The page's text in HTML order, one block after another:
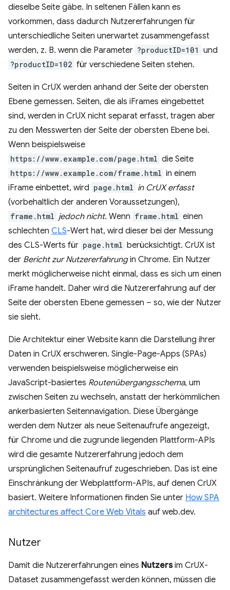
dieselbe Seite gäbe. In seltenen Fällen kann es
vorkommen, dass dadurch Nutzererfahrungen für
unterschiedliche Seiten unerwartet zusammengefasst
werden, z. B. wenn die Parameter ?productID=101 und
?productID=102 für verschiedene Seiten stehen.
Seiten in CrUX werden anhand der Seite der obersten
Ebene gemessen. Seiten, die als iFrames eingebettet
sind, werden in CrUX nicht separat erfasst, tragen aber
zu den Messwerten der Seite der obersten Ebene bei.
Wenn beispielsweise
https://www.example.com/page.html die Seite
https://www.example.com/frame.html in einem
iFrame einbettet, wird page.html in CrUX erfasst
(vorbehaltlich der anderen Voraussetzungen),
frame.html jedoch nicht. Wenn frame.html einen
schlechten CLS-Wert hat, wird dieser bei der Messung
des CLS-Werts für page.html berücksichtigt. CrUX ist
der Bericht zur Nutzererfahrungin Chrome. Ein Nutzer
merkt möglicherweise nicht einmal, dass es sich um einen
iFrame handelt. Daher wird die Nutzererfahrung auf der
Seite der obersten Ebene gemessen – so, wie der Nutzer
sie sieht.
Die Architektur einer Website kann die Darstellung ihrer
Daten in CrUX erschweren. Single-Page-Apps (SPAs)
verwenden beispielsweise möglicherweise ein
JavaScript-basiertes Routenübergangsschema, um
zwischen Seiten zu wechseln, anstatt der herkömmlichen
ankerbasierten Seitennavigation. Diese Übergänge
werden dem Nutzer als neue Seitenaufrufe angezeigt,
für Chrome und die zugrunde liegenden Plattform-APIs
wird die gesamte Nutzererfahrung jedoch dem
ursprünglichen Seitenaufruf zugeschrieben. Das ist eine
Einschränkung der Webplattform-APIs, auf denen CrUX
basiert. Weitere Informationen finden Sie unter How SPA
architectures affect Core Web Vitals auf web.dev.
Nutzer
Damit die Nutzererfahrungen eines Nutzersim CrUX-
Dataset zusammengefasst werden können, müssen die